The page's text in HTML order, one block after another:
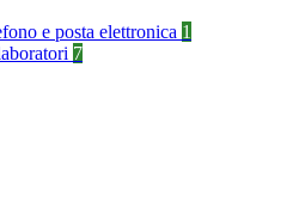
e posta elettronica 1
7